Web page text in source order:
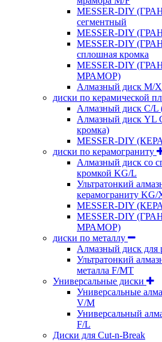
MESSER-DIY
сегментный
MESSER-DIY
MESSER-DIY
сплошная кромка
MESSER-DIY
МРАМОР)
Алмазный диск M/
диски по керамической
Алмазный диск C/L
Алмазный диск YL
кромка)
MESSER-DIY
диски по керамограниту
Алмазный диск со
кромкой KG/L
Ультратонкий
керамограниту KG/
MESSER-DIY
MESSER-DIY
МРАМОР)
диски по металлу
Алмазный диск для
Ультратонкий
металла F/MT
Универсальные диски
Универсальные
V/M
Универсальный
F/L
Диски для Cut-n-Break